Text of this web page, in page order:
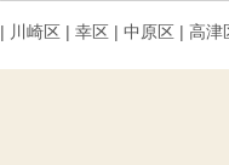
| 川崎区 | 幸区 | 中原区 | 高